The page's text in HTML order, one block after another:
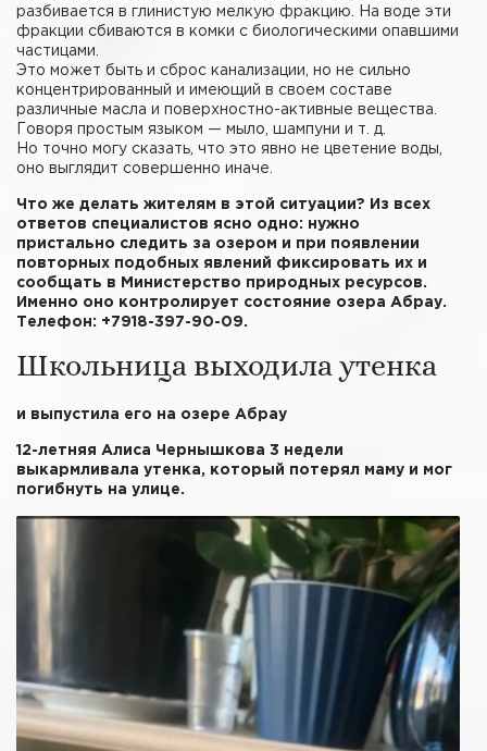
разбивается в глинистую мелкую фракцию. На воде эти
фракции сбиваются в комки с биологическими опавшими
частицами.
Это может быть и сброс канализации, но не сильно
концентрированный и имеющий в своем составе
различные масла и поверхностно-активные вещества.
Говоря простым языком — мыло, шампуни и т. д.
Но точно могу сказать, что это явно не цветение воды,
оно выглядит совершенно иначе.
Что же делать жителям в этой ситуации? Из всех
ответов специалистов ясно одно: нужно
пристально следить за озером и при появлении
повторных подобных явлений фиксировать их и
сообщать в Министерство природных ресурсов.
Именно оно контролирует состояние озера Абрау.
Телефон: +7918-397-90-09.
Школьница выходила утенка
и выпустила его на озере Абрау
12-летняя Алиса Чернышкова 3 недели
выкармливала утенка, который потерял маму и мог
погибнуть на улице.